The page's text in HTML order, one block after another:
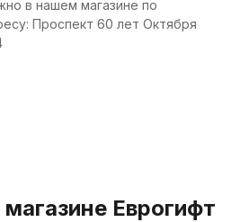
в нашем магазине по
Проспект 60 лет Октября
Еврогифт